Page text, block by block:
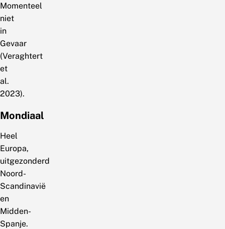
Momenteel
niet
in
Gevaar
(Veraghtert
et
al.
2023).
Mondiaal
Heel
Europa,
uitgezonderd
Noord-
Scandinavië
en
Midden-
Spanje.